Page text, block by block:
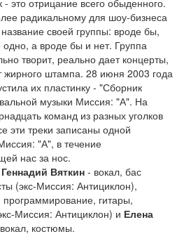
это отрицание всего обыденного.
радикальному для шоу-бизнеса
своей группы: вроде бы,
а вроде бы и нет. Группа
творит, реально дает концерты,
жирного штампа. 28 июня 2003 года
их пластинку - "Сборник
музыки Миссия: "А". На
команд из разных уголков
эти треки записаны одной
"А", в течение
нас за нос.
Геннадий Вяткин - вокал, бас
(экс-Миссия: Антициклон),
программирование, гитары,
Миссия: Антициклон) и Елена
костюмы.